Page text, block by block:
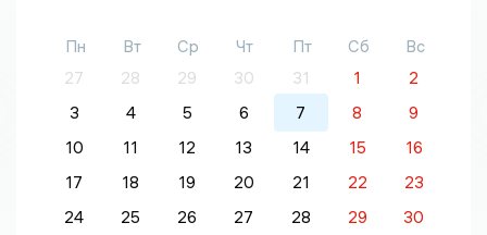
Пн Вт Ср Чт Пт Сб
Вс
27
28 29 30 31 1
2
3
4 5 6 7 8
9
10
11 12 13 14 15
16
17
18 19 20 21 22
23
24
25 26 27 28 29
30